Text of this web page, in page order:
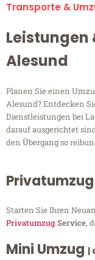
Transporte &
Leistungen
Alesund
Planen Sie einen
Alesund? Entdecken
Dienstleistungen bei
darauf ausgerichtet
den Übergang so
Privatumzug
Starten Sie Ihren
PrivatumzugService,
Mini Umzug |